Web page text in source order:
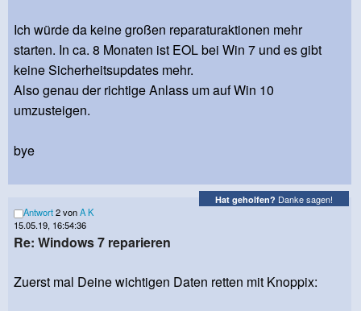
Ich würde da keine großen reparaturaktionen mehr
starten. In ca. 8 Monaten ist EOL bei Win 7 und es gibt
keine Sicherheitsupdates mehr.
Also genau der richtige Anlass um auf Win 10
umzusteigen.
bye
Hat geholfen? Danke sagen!
Antwort2 vonA K
15.05.19, 16:54:36
Re: Windows 7 reparieren
Zuerst mal Deine wichtigen Daten retten mit Knoppix: